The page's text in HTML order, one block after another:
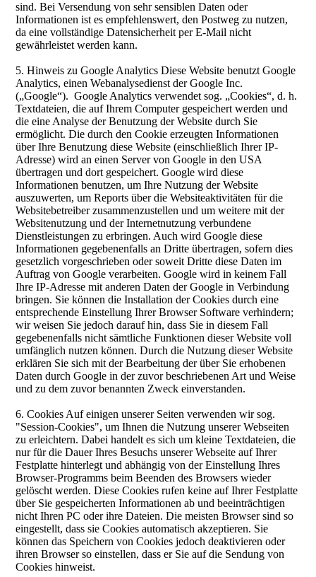
sind. Bei Versendung von sehr sensiblen Daten oder
Informationen ist es empfehlenswert, den Postweg zu nutzen,
da eine vollständige Datensicherheit per E-Mail nicht
gewährleistet werden kann.
5. Hinweis zu Google Analytics Diese Website benutzt Google
Analytics, einen Webanalysedienst der Google Inc.
(„Google“). Google Analytics verwendet sog. „Cookies“, d. h.
Textdateien, die auf Ihrem Computer gespeichert werden und
die eine Analyse der Benutzung der Website durch Sie
ermöglicht. Die durch den Cookie erzeugten Informationen
über Ihre Benutzung diese Website (einschließlich Ihrer IP-
Adresse) wird an einen Server von Google in den USA
übertragen und dort gespeichert. Google wird diese
Informationen benutzen, um Ihre Nutzung der Website
auszuwerten, um Reports über die Websiteaktivitäten für die
Websitebetreiber zusammenzustellen und um weitere mit der
Websitenutzung und der Internetnutzung verbundene
Dienstleistungen zu erbringen. Auch wird Google diese
Informationen gegebenenfalls an Dritte übertragen, sofern dies
gesetzlich vorgeschrieben oder soweit Dritte diese Daten im
Auftrag von Google verarbeiten. Google wird in keinem Fall
Ihre IP-Adresse mit anderen Daten der Google in Verbindung
bringen. Sie können die Installation der Cookies durch eine
entsprechende Einstellung Ihrer Browser Software verhindern;
wir weisen Sie jedoch darauf hin, dass Sie in diesem Fall
gegebenenfalls nicht sämtliche Funktionen dieser Website voll
umfänglich nutzen können. Durch die Nutzung dieser Website
erklären Sie sich mit der Bearbeitung der über Sie erhobenen
Daten durch Google in der zuvor beschriebenen Art und Weise
und zu dem zuvor benannten Zweck einverstanden.
6. Cookies Auf einigen unserer Seiten verwenden wir sog.
"Session-Cookies", um Ihnen die Nutzung unserer Webseiten
zu erleichtern. Dabei handelt es sich um kleine Textdateien, die
nur für die Dauer Ihres Besuchs unserer Webseite auf Ihrer
Festplatte hinterlegt und abhängig von der Einstellung Ihres
Browser-Programms beim Beenden des Browsers wieder
gelöscht werden. Diese Cookies rufen keine auf Ihrer Festplatte
über Sie gespeicherten Informationen ab und beeinträchtigen
nicht Ihren PC oder ihre Dateien. Die meisten Browser sind so
eingestellt, dass sie Cookies automatisch akzeptieren. Sie
können das Speichern von Cookies jedoch deaktivieren oder
ihren Browser so einstellen, dass er Sie auf die Sendung von
Cookies hinweist.